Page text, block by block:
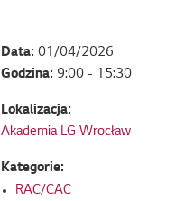
Data: 01/04/2026
Godzina: 9:00 - 15:30
Lokalizacja:
Akademia LG Wrocław
Kategorie:
RAC/CAC